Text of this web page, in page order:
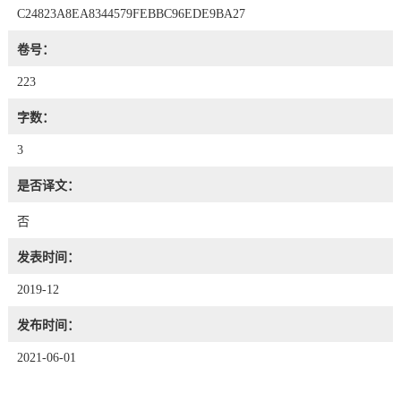
C24823A8EA8344579FEBBC96EDE9BA27
卷号：
223
字数：
3
是否译文：
否
发表时间：
2019-12
发布时间：
2021-06-01